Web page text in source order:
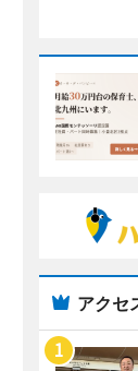
アクセ